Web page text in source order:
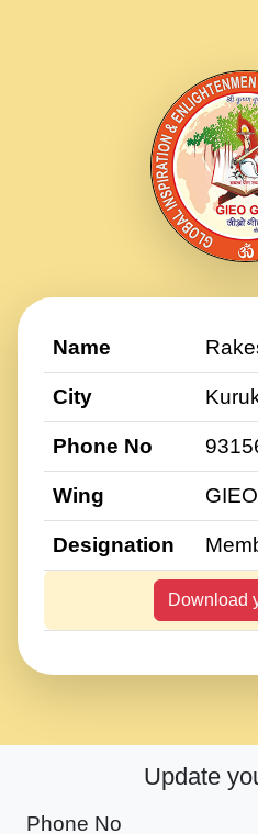
Name
City
Phone No
Wing
Designation
Download
Update
Phone No